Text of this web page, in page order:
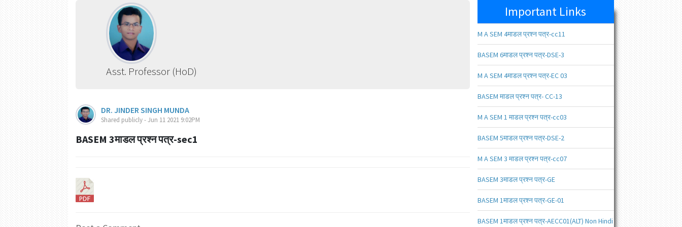
Asst. Professor (HoD)
DR. JINDER SINGH MUNDA
Shared publicly - Jun 11 2021 9:02PM
BASEM 3माडल प्रश्न पत्र-sec1
Important Links
M A SEM 4माडल प्रश्न पत्र-cc11
BASEM 6माडल प्रश्न पत्र-DSE-3
M A SEM 4माडल प्रश्न पत्र-EC 03
BASEM माडल प्रश्न पत्र- CC-13
M A SEM 1 माडल प्रश्न पत्र-cc03
BASEM 5माडल प्रश्न पत्र-DSE-2
M A SEM 3 माडल प्रश्न पत्र-cc07
BASEM 3माडल प्रश्न पत्र-GE
BASEM 1माडल प्रश्न पत्र-GE-01
BASEM 1माडल प्रश्न पत्र-AECC01(ALT) Non Hindi